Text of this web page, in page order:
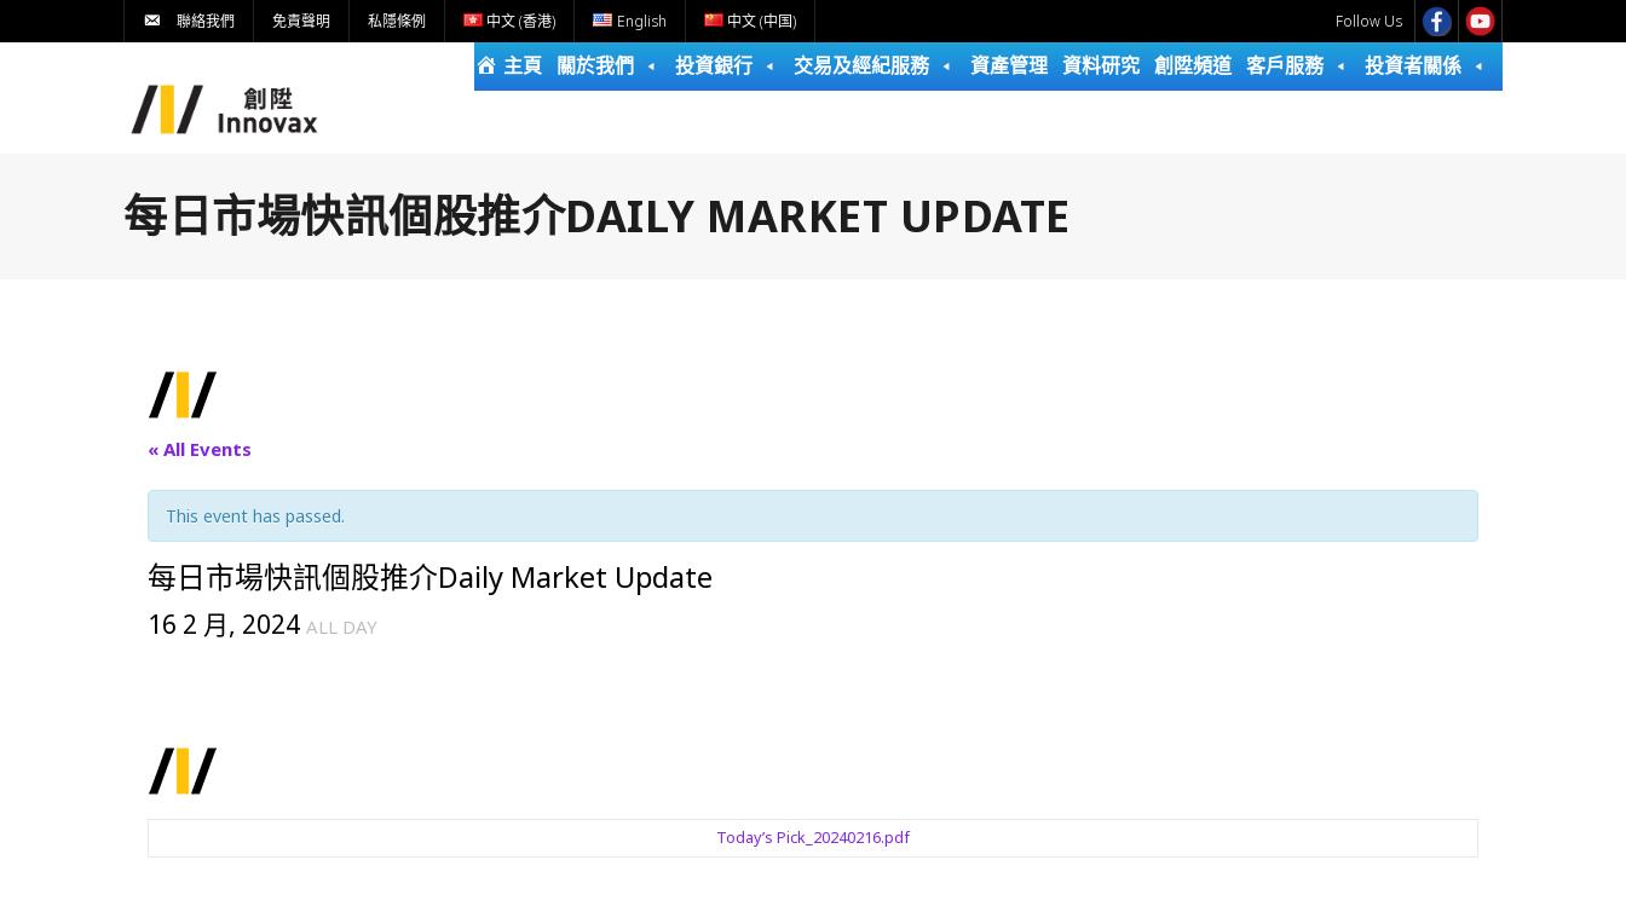
聯絡我們 免責聲明 私隱條例 中文 (香港) English 中文 (中国) Follow Us
主頁 關於我們 投資銀行 交易及經紀服務 資產管理 資料研究 創陞頻道 客戶服務 投資者關係
每日市場快訊個股推介DAILY MARKET UPDATE
« All Events
This event has passed.
每日市場快訊個股推介Daily Market Update
16 2 月, 2024 ALL DAY
Today’s Pick_20240216.pdf